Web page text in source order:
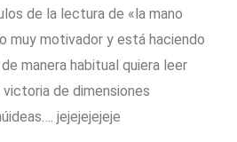
de la lectura de «la mano
muy motivador y está haciendo
manera habitual quiera leer
de dimensiones
jejejejejeje